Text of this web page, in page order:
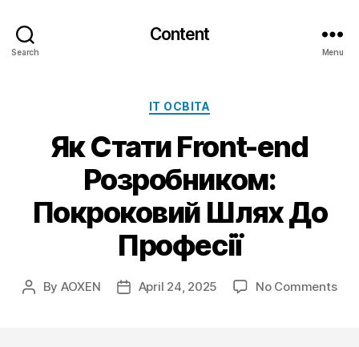
Search
Content
Menu
Categories
IT ОСВІТА
Як Стати Front-end
Розробником:
Покроковий Шлях До
Професії
Post
By AOXEN
PostApril 24, 2025 No Commentson